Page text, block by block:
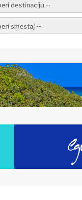
destinaciju -
smestaj -